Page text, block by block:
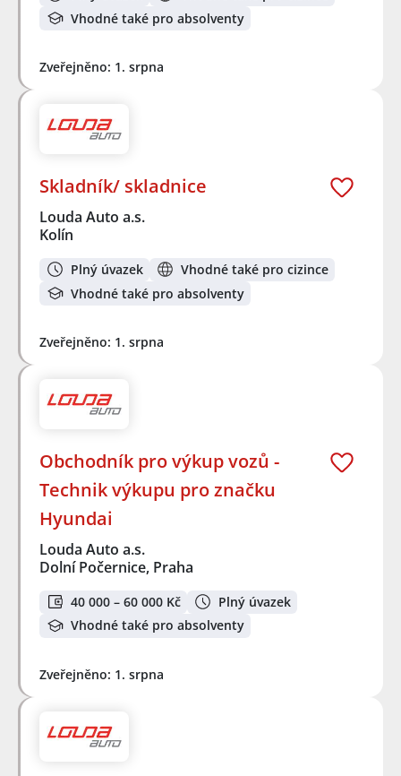
Vhodné také pro absolventy
Zveřejněno: 1. srpna
Skladník/ skladnice
Louda Auto a.s.
Kolín
Plný úvazek
Vhodné také pro cizince
Vhodné také pro absolventy
Zveřejněno: 1. srpna
Obchodník pro výkup vozů -
Technik výkupu pro značku
Hyundai
Louda Auto a.s.
Dolní Počernice, Praha
40 000 – 60 000 Kč
Plný úvazek
Vhodné také pro absolventy
Zveřejněno: 1. srpna